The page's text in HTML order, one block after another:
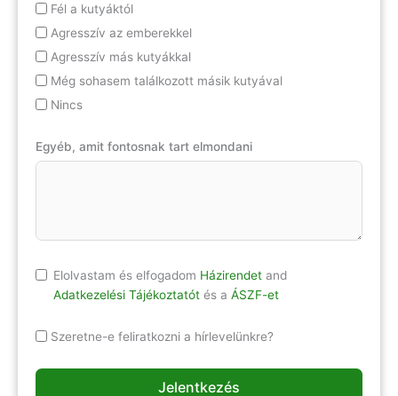
Fél a kutyáktól
Agresszív az emberekkel
Agresszív más kutyákkal
Még sohasem találkozott másik kutyával
Nincs
Egyéb, amit fontosnak tart elmondani
Elolvastam és elfogadom Házirendet and
Adatkezelési Tájékoztatót és a ÁSZF-et
Szeretne-e feliratkozni a hírlevelünkre?
Jelentkezés